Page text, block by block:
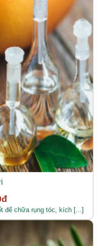
để chữa rụng tóc, kích [...]